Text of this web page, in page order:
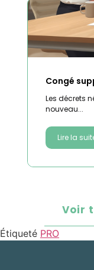
Congé
Les décrets
nouveau...
Lire la
Voir
Étiqueté PRO